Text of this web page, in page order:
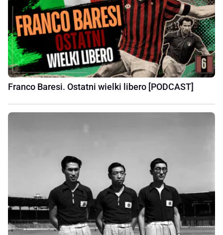
Franco Baresi. Ostatni wielki libero [PODCAST]